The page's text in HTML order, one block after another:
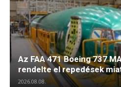
Az FAA 471 Boeing 737
rendelte el repedések
2026.08.08.